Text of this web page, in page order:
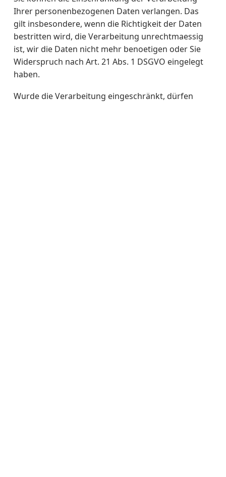
Ihrer personenbezogenen Daten verlangen. Das
gilt insbesondere, wenn die Richtigkeit der Daten
bestritten wird, die Verarbeitung unrechtmaessig
ist, wir die Daten nicht mehr benoetigen oder Sie
Widerspruch nach Art. 21 Abs. 1 DSGVO eingelegt
haben.
Wurde die Verarbeitung eingeschränkt, dürfen